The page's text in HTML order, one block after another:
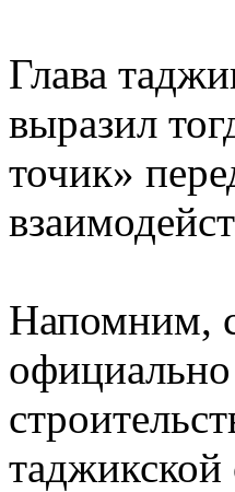
Глава
выразил
точик»
Напомним,
таджикской